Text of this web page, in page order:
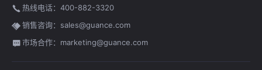
热线电话：400-882-3320
销售咨询：sales@guance.com
市场合作：marketing@guance.com